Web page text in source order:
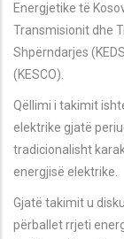
Energjetike të
Transmisionit dhe
Shpërndarjes
(KESCO).
Qëllimi i takimit
elektrike gjatë
tradicionalisht
energjisë elektrike.
Gjatë takimit u
përballet rrjeti